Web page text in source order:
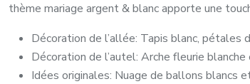
thème mariage argent & blanc apporte une
Décoration de l’allée: Tapis blanc, pétales
Décoration de l’autel: Arche fleurie
Idées originales: Nuage de ballons blancs